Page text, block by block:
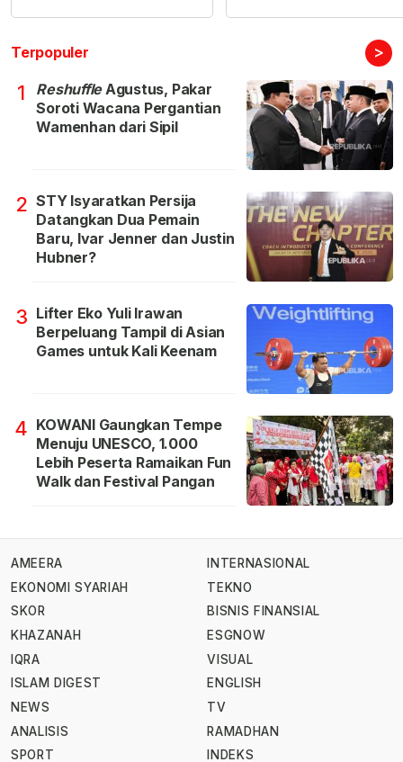
Terpopuler >
1 ReshuffleAgustus, Pakar
Soroti Wacana Pergantian
Wamenhan dari Sipil
2 STY Isyaratkan Persija
Datangkan Dua Pemain
Baru, Ivar Jenner dan Justin
Hubner?
3 Lifter Eko Yuli Irawan
Berpeluang Tampil di Asian
Games untuk Kali Keenam
4 KOWANI Gaungkan Tempe
Menuju UNESCO, 1.000
Lebih Peserta Ramaikan Fun
Walk dan Festival Pangan
AMEERA
EKONOMI SYARIAH
SKOR
KHAZANAH
IQRA
ISLAM DIGEST
NEWS
ANALISIS
SPORT
INTERNASIONAL
TEKNO
BISNIS FINANSIAL
ESGNOW
VISUAL
ENGLISH
TV
RAMADHAN
INDEKS